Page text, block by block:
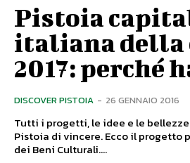
Pistoia
italiana della
2017: perché
DISCOVER PISTOIA - 26 GENNAIO 2016
Tutti i progetti, le idee e le
Pistoia di vincere. Ecco il progetto
dei Beni Culturali....